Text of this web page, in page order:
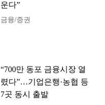
운다”
금융/증권
“700만 동포 금융시장 열
렸다”…기업은행·농협 등
7곳 동시 출발